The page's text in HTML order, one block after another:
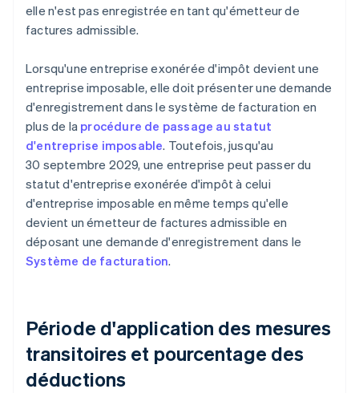
elle n'est pas enregistrée en tant qu'émetteur de
factures admissible.
Lorsqu'une entreprise exonérée d'impôt devient une
entreprise imposable, elle doit présenter une demande
d'enregistrement dans le système de facturation en
plus de la procédure de passage au statut
d'entreprise imposable. Toutefois, jusqu'au
30 septembre 2029, une entreprise peut passer du
statut d'entreprise exonérée d'impôt à celui
d'entreprise imposable en même temps qu'elle
devient un émetteur de factures admissible en
déposant une demande d'enregistrement dans le
Système de facturation.
Période d'application des mesures
transitoires et pourcentage des
déductions